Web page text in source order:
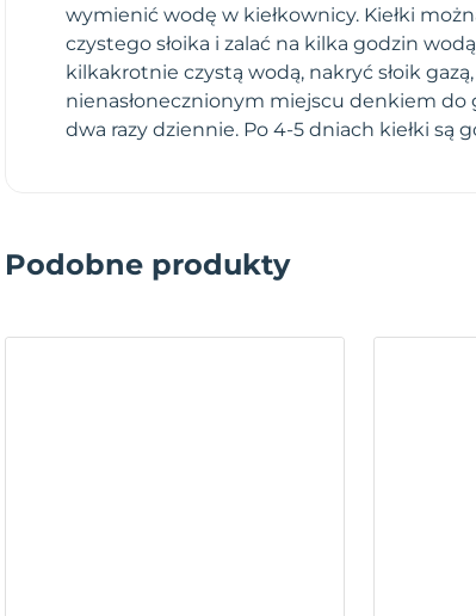
wymienić wodę w kiełkownicy. Kiełki
czystego słoika i zalać na kilka godzin
kilkakrotnie czystą wodą, nakryć słoik
nienasłonecznionym miejscu denkiem do
dwa razy dziennie. Po 4-5 dniach kiełki są
Podobne produkty